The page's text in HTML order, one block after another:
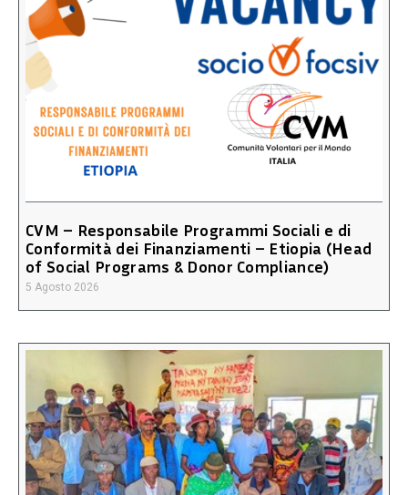
CVM – Responsabile Programmi Sociali e di
Conformità dei Finanziamenti – Etiopia (Head
of Social Programs & Donor Compliance)
5 Agosto 2026